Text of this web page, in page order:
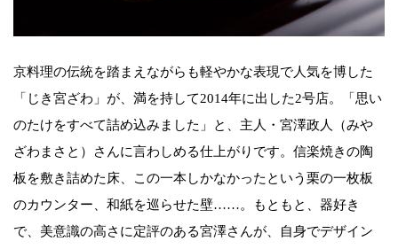
京料理の伝統を踏まえながらも軽やかな表現で人気を博した
「じき宮ざわ」が、満を持して2014年に出した2号店。「思い
のたけをすべて詰め込みました」と、主人・宮澤政人（みや
ざわまさと）さんに言わしめる仕上がりです。信楽焼きの陶
板を敷き詰めた床、この一本しかなかったという栗の一枚板
のカウンター、和紙を巡らせた壁……。もともと、器好き
で、美意識の高さに定評のある宮澤さんが、自身でデザイン